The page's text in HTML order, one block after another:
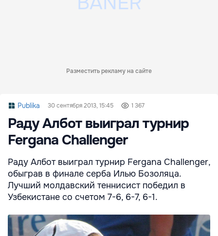
Разместить рекламу на сайте
Publika 30 сентября 2013, 15:45 1 367
Раду Албот выиграл турнир
Fergana Challenger
Раду Албот выиграл турнир Fergana Challenger,
обыграв в финале серба Илью Бозоляца.
Лучший молдавский теннисист победил в
Узбекистане со счетом 7-6, 6-7, 6-1.